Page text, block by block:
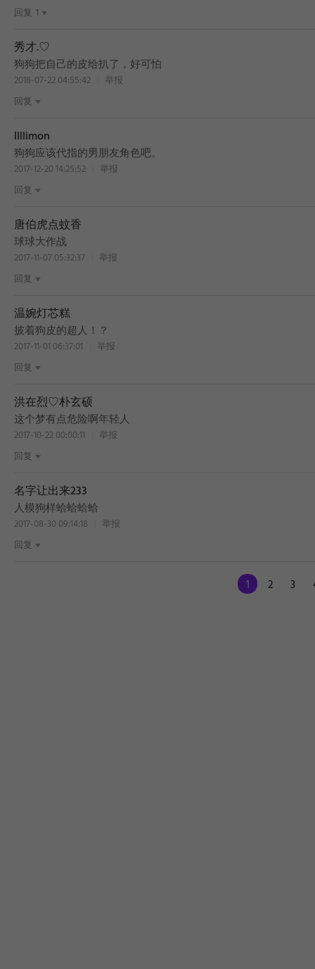
回复 1
秀才.♡
狗狗把自己的皮给扒了，好可怕
2018-07-22 04:55:42
举报
回复
llllimon
狗狗应该代指的男朋友角色吧。
2017-12-20 14:25:52
举报
回复
唐伯虎点蚊香
球球大作战
2017-11-07 05:32:37
举报
回复
温婉灯芯糕
披着狗皮的超人！？
2017-11-01 06:37:01
举报
回复
洪在烈♡朴玄硕
这个梦有点危险啊年轻人
2017-10-22 00:00:11
举报
回复
名字让出来233
人模狗样蛤蛤蛤蛤
2017-08-30 09:14:18
举报
回复
1 2 3